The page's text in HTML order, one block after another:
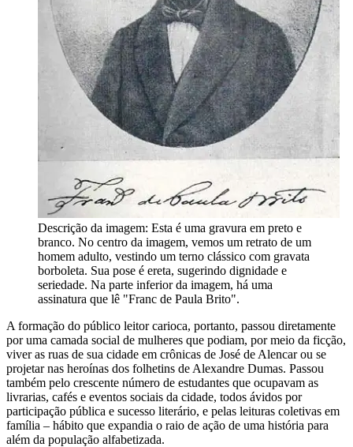
Descrição da imagem: Esta é uma gravura em preto e
branco. No centro da imagem, vemos um retrato de um
homem adulto, vestindo um terno clássico com gravata
borboleta. Sua pose é ereta, sugerindo dignidade e
seriedade. Na parte inferior da imagem, há uma
assinatura que lê "Franc de Paula Brito".
A formação do público leitor carioca, portanto, passou diretamente
por uma camada social de mulheres que podiam, por meio da ficção,
viver as ruas de sua cidade em crônicas de José de Alencar ou se
projetar nas heroínas dos folhetins de Alexandre Dumas. Passou
também pelo crescente número de estudantes que ocupavam as
livrarias, cafés e eventos sociais da cidade, todos ávidos por
participação pública e sucesso literário, e pelas leituras coletivas em
família – hábito que expandia o raio de ação de uma história para
além da população alfabetizada.